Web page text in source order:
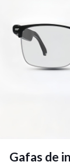
Gafas de